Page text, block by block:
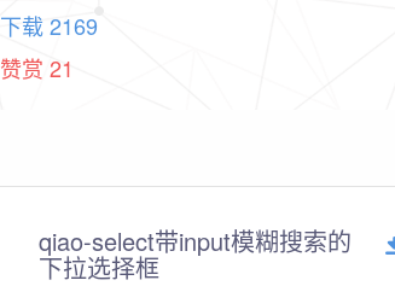
下载 2169
赞赏 21
qiao-select带input模糊搜索的
下拉选择框